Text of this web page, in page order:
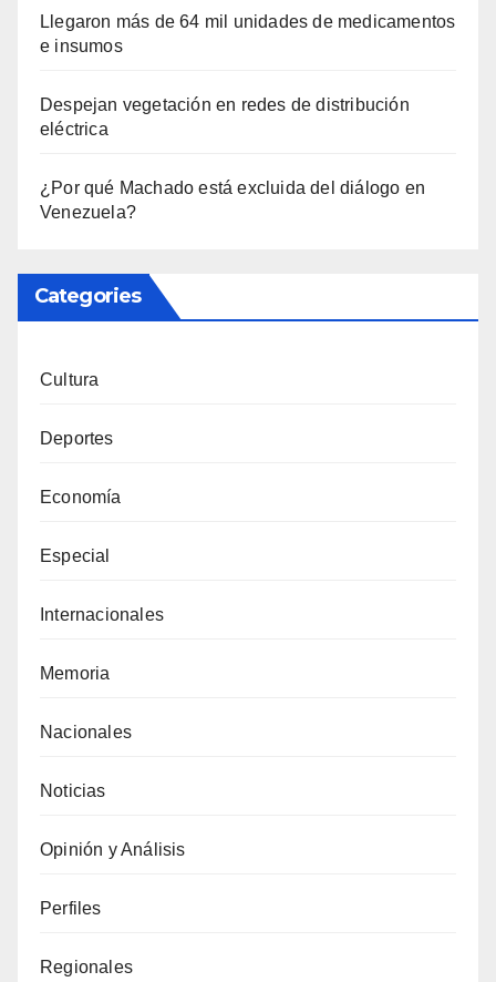
Llegaron más de 64 mil unidades de medicamentos
e insumos
Despejan vegetación en redes de distribución
eléctrica
¿Por qué Machado está excluida del diálogo en
Venezuela?
Categories
Cultura
Deportes
Economía
Especial
Internacionales
Memoria
Nacionales
Noticias
Opinión y Análisis
Perfiles
Regionales